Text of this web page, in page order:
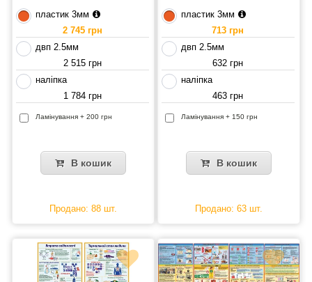
пластик 3мм
2 745 грн
двп 2.5мм
2 515 грн
наліпка
1 784 грн
Ламінування + 200 грн
В кошик
Продано: 88 шт.
пластик 3мм
713 грн
двп 2.5мм
632 грн
наліпка
463 грн
Ламінування + 150 грн
В кошик
Продано: 63 шт.